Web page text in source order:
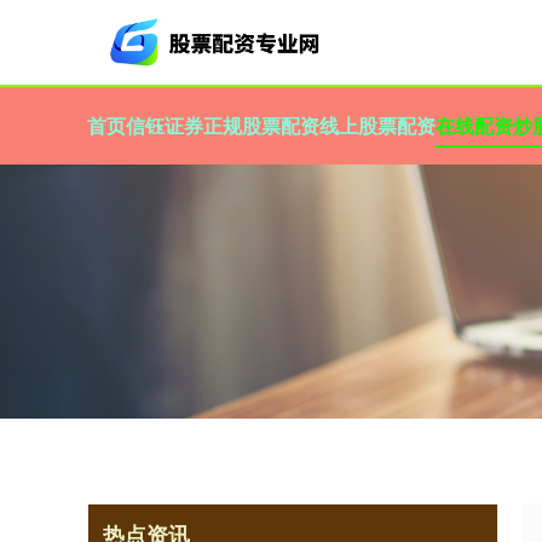
首页信钰证券正规股票配资线上股票配资在线配资炒
热点资讯